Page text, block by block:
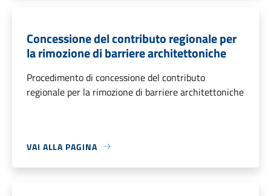
Concessione del contributo regionale per
la rimozione di barriere architettoniche
Procedimento di concessione del contributo
regionale per la rimozione di barriere architettoniche
VAI ALLA PAGINA